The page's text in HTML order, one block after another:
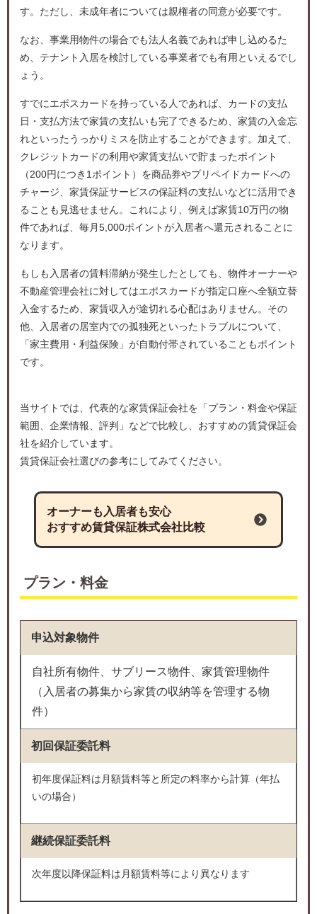
す。ただし、未成年者については親権者の同意が必要です。
なお、事業用物件の場合でも法人名義であれば申し込めるた
め、テナント入居を検討している事業者でも有用といえるでし
ょう。
すでにエポスカードを持っている人であれば、カードの支払
日・支払方法で家賃の支払いも完了できるため、家賃の入金忘
れといったうっかりミスを防止することができます。加えて、
クレジットカードの利用や家賃支払いで貯まったポイント
（200円につき1ポイント）を商品券やプリペイドカードへの
チャージ、家賃保証サービスの保証料の支払いなどに活用でき
ることも見逃せません。これにより、例えば家賃10万円の物
件であれば、毎月5,000ポイントが入居者へ還元されることに
なります。
もしも入居者の賃料滞納が発生したとしても、物件オーナーや
不動産管理会社に対してはエポスカードが指定口座へ全額立替
入金するため、家賃収入が途切れる心配はありません。その
他、入居者の居室内での孤独死といったトラブルについて、
「家主費用・利益保険」が自動付帯されていることもポイント
です。
当サイトでは、代表的な家賃保証会社を「プラン・料金や保証
範囲、企業情報、評判」などで比較し、おすすめの賃貸保証会
社を紹介しています。
賃貸保証会社選びの参考にしてみてください。
オーナーも入居者も安心
おすすめ賃貸保証株式会社比較
プラン・料金
申込対象物件
自社所有物件、サブリース物件、家賃管理物件
（入居者の募集から家賃の収納等を管理する物
件）
初回保証委託料
初年度保証料は月額賃料等と所定の料率から計算（年払
いの場合）
継続保証委託料
次年度以降保証料は月額賃料等により異なります